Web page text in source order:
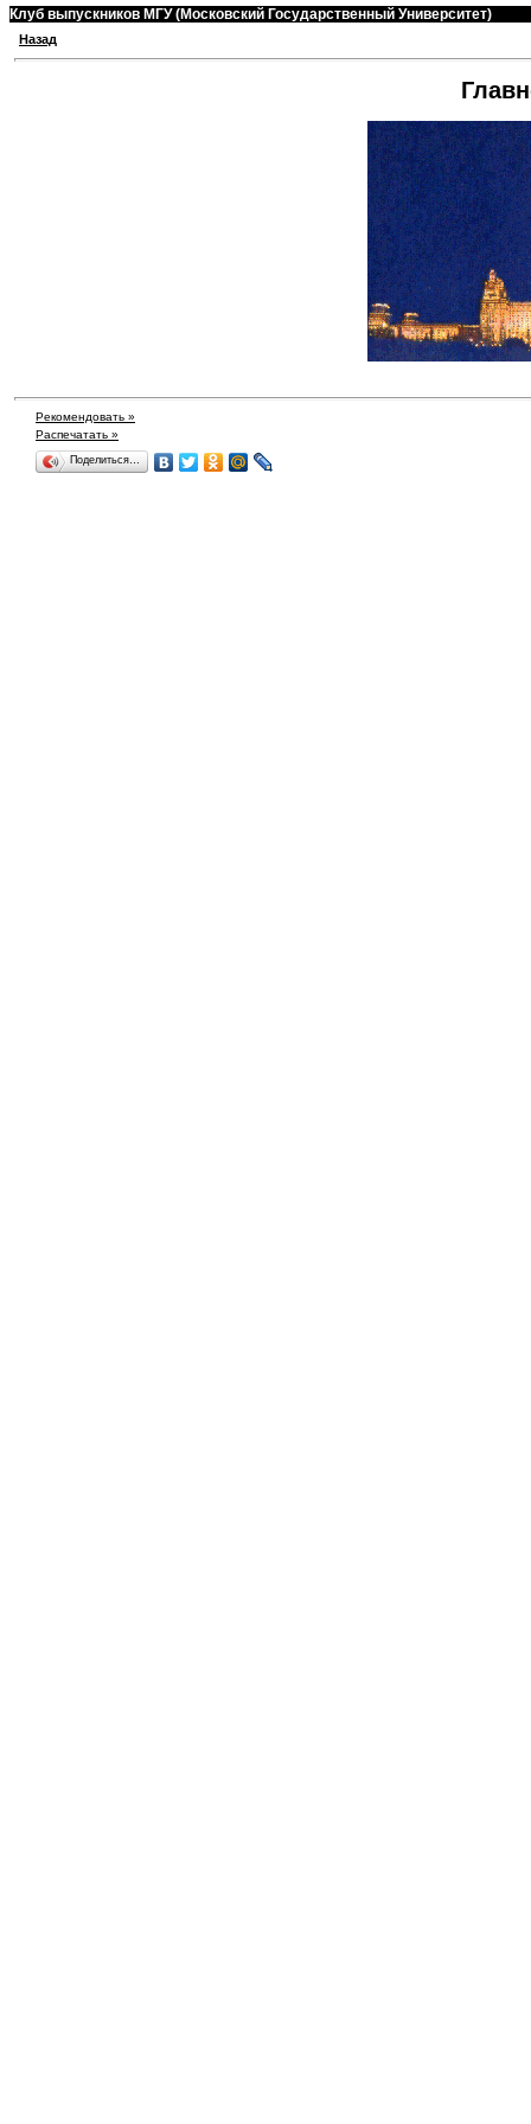
Клуб выпускников МГУ (Московский Государственный Университет)
Назад
Рекомендовать »
Распечатать »
Поделиться…